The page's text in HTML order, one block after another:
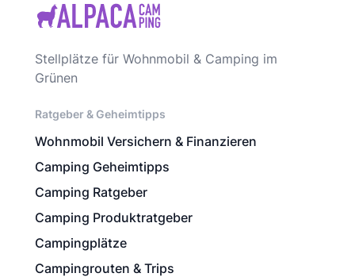
Stellplätze für Wohnmobil & Camping im
Grünen
Ratgeber & Geheimtipps
Wohnmobil Versichern & Finanzieren
Camping Geheimtipps
Camping Ratgeber
Camping Produktratgeber
Campingplätze
Campingrouten & Trips